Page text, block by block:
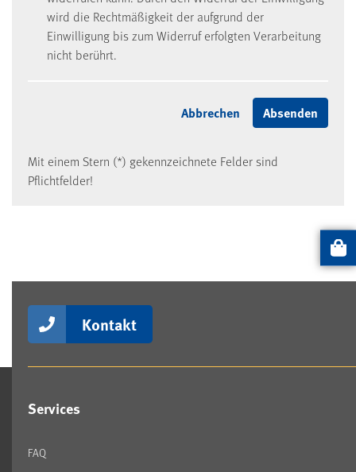
wird die Rechtmäßigkeit der aufgrund der
Einwilligung bis zum Widerruf erfolgten Verarbeitung
nicht berührt.
Mit einem Stern (*) gekennzeichnete Felder sind
Pflichtfelder!
Kontakt
Services
FAQ
Artikel